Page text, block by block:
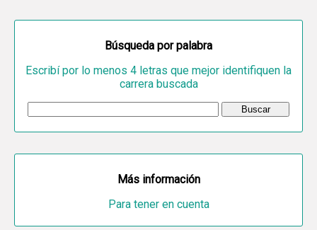
Búsqueda por palabra
Escribí por lo menos 4 letras que mejor identifiquen la
carrera buscada
Más información
Para tener en cuenta